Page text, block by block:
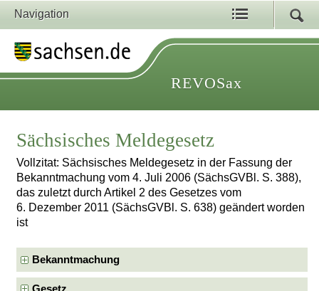
Navigation
REVOSax
Sächsisches Meldegesetz
Vollzitat: Sächsisches Meldegesetz in der Fassung der
Bekanntmachung vom 4. Juli 2006 (SächsGVBl. S. 388),
das zuletzt durch Artikel 2 des Gesetzes vom
6. Dezember 2011 (SächsGVBl. S. 638) geändert worden
ist
Bekanntmachung